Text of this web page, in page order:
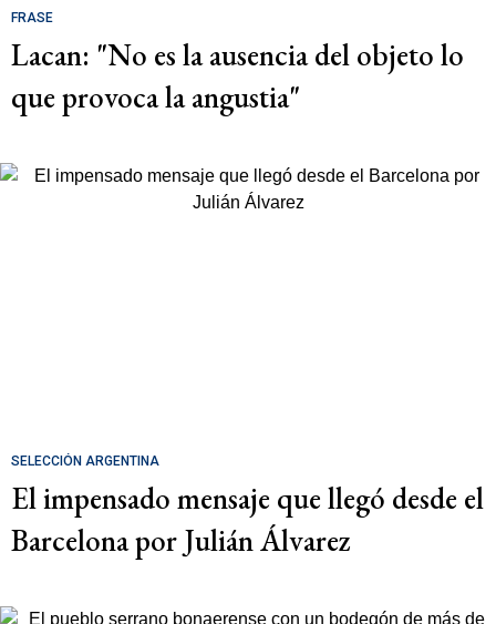
FRASE
Lacan: "No es la ausencia del objeto lo
que provoca la angustia"
SELECCIÓN ARGENTINA
El impensado mensaje que llegó desde el
Barcelona por Julián Álvarez